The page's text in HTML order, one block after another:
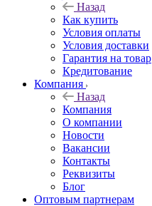
Назад
Как купить
Условия оплаты
Условия доставки
Гарантия на товар
Кредитование
Компания
Назад
Компания
О компании
Новости
Вакансии
Контакты
Реквизиты
Блог
Оптовым партнерам